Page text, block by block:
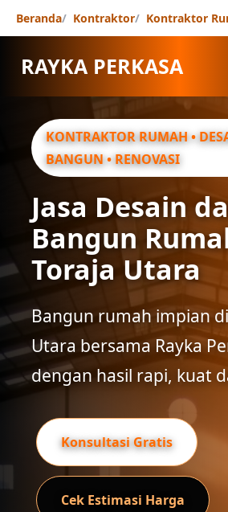
Beranda Kontraktor Kontraktor
RAYKA PERKASA
KONTRAKTOR RUMAH •
BANGUN • RENOVASI
Jasa Desain
Bangun
Toraja Utara
Bangun rumah impian
Utara bersama Rayka
dengan hasil rapi, kuat
Konsultasi Gratis
Cek Estimasi Harga